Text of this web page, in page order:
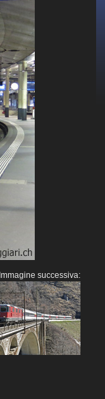
Immagine successiva: